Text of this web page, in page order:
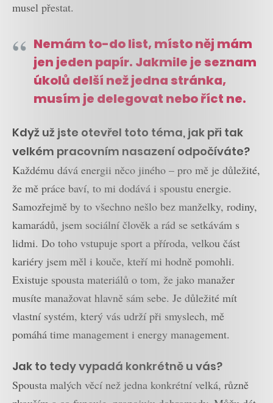
musel přestat.
Nemám to-do list, místo něj mám
jen jeden papír. Jakmile je seznam
úkolů delší než jedna stránka,
musím je delegovat nebo říct ne.
Když už jste otevřel toto téma, jak při tak
velkém pracovním nasazení odpočíváte?
Každému dává energii něco jiného – pro mě je důležité,
že mě práce baví, to mi dodává i spoustu energie.
Samozřejmě by to všechno nešlo bez manželky, rodiny,
kamarádů, jsem sociální člověk a rád se setkávám s
lidmi. Do toho vstupuje sport a příroda, velkou část
kariéry jsem měl i kouče, kteří mi hodně pomohli.
Existuje spousta materiálů o tom, že jako manažer
musíte manažovat hlavně sám sebe. Je důležité mít
vlastní systém, který vás udrží při smyslech, mě
pomáhá time management i energy management.
Jak to tedy vypadá konkrétně u vás?
Spousta malých věcí než jedna konkrétní velká, různě